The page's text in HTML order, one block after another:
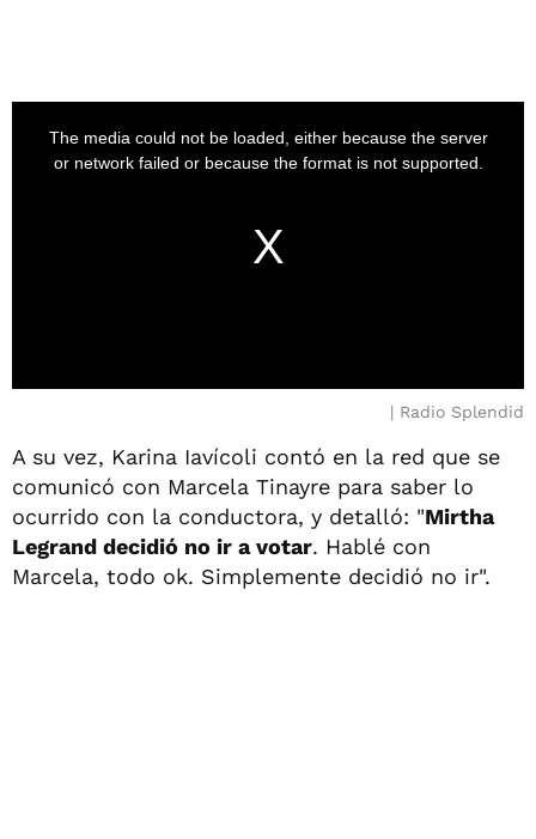
Radio Splendid
A su vez, Karina Iavícoli contó en la red que se
comunicó con Marcela Tinayre para saber lo
ocurrido con la conductora, y detalló: "Mirtha
Legrand decidió no ir a votar. Hablé con
Marcela, todo ok. Simplemente decidió no ir".